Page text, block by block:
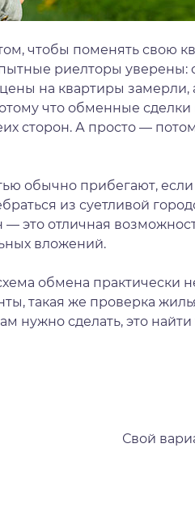
чтобы поменять свою
риелторы уверены:
на квартиры замерли,
что обменные
сторон. А просто —
обычно прибегают, если
из суетливой
это отличная
вложений.
обмена практически
такая же проверка
нужно сделать, это
Свой